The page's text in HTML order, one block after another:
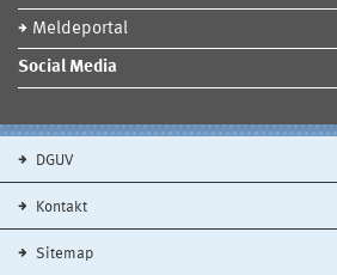
Meldeportal
Social Media
DGUV
Kontakt
Sitemap